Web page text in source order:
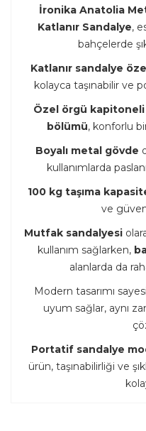
İronika Anatolia
Katlanır Sandalye,
bahçelerde
Katlanır sandalye
kolayca taşınabilir ve
Özel örgü kapitoneli
bölümü, konforlu
Boyalı metal gövde
kullanımlarda
100 kg taşıma
ve
Mutfak sandalyesi
kullanım sağlarken,
alanlarda da
Modern tasarımı
uyum sağlar, aynı
Portatif sandalye
ürün, taşınabilirliği ve